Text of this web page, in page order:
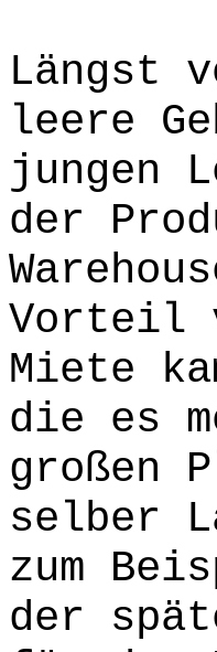
Längst
leere
jungen
der
Vorteil
Miete
die es
großen
selber
zum
der